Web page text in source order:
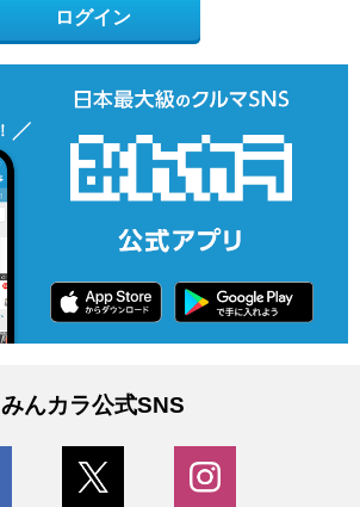
ログイン
みんカラ公式SNS